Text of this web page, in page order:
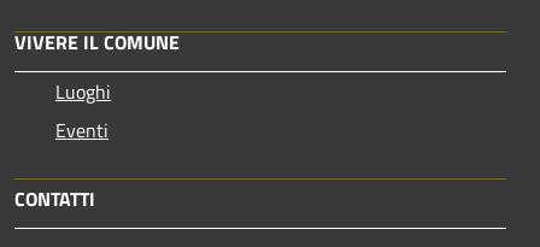
VIVERE IL COMUNE
Luoghi
Eventi
CONTATTI